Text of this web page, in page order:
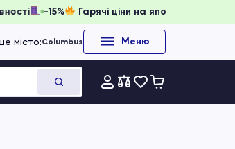
в наявності -15% Гарячі ціни на
місто:Columbus Меню